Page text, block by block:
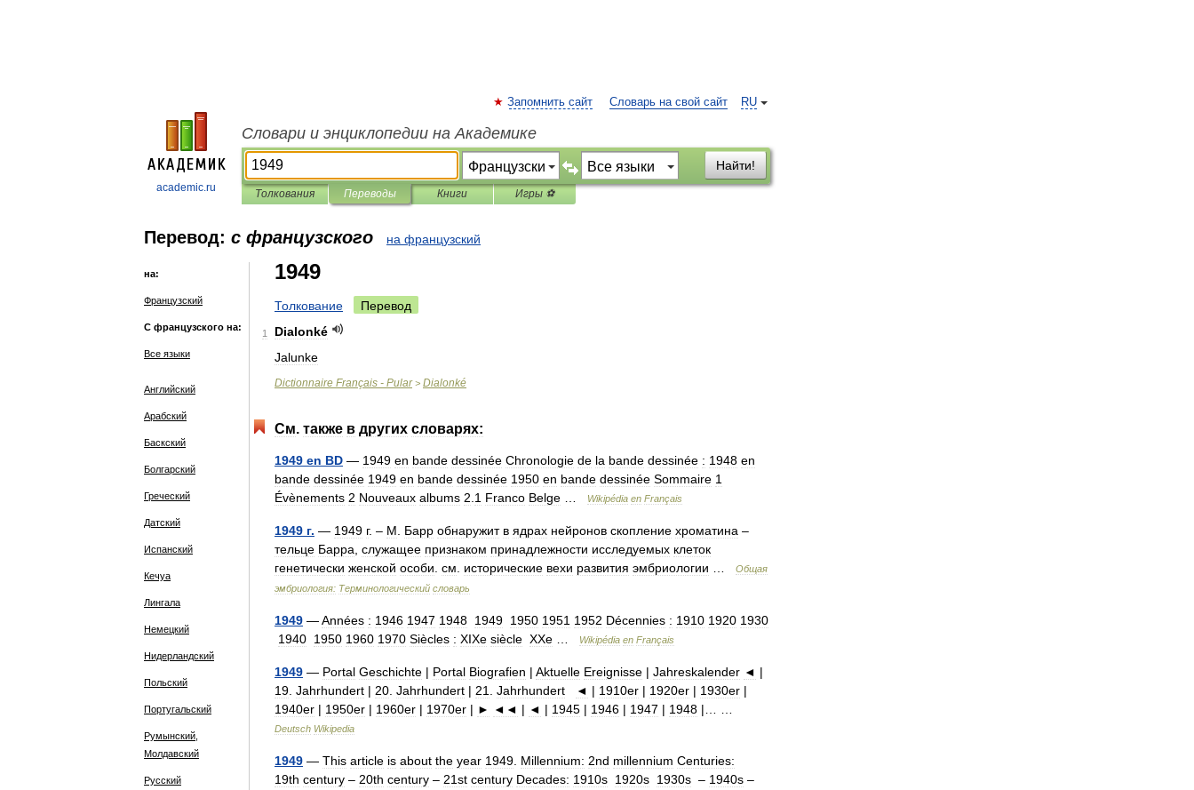
academic.ru
RU
Запомнить сайт Словарь на свой сайт
Словари и энциклопедии на Академике
Найти!
Толкования Переводы Книги Игры ⚽
Перевод: с французского на французский
на:
Французский
С французского на:
Все языки
Английский
Арабский
Баскский
Болгарский
Греческий
Датский
Испанский
Кечуа
Лингала
Немецкий
Нидерландский
Польский
Португальский
Румынский,
Молдавский
Русский
1949
Толкование Перевод
1
Dialonké
Jalunke
Dictionnaire Français - Pular> Dialonké
См. также в других словарях:
1949 en BD — 1949 en bande dessinée Chronologie de la bande dessinée : 1948 en
bande dessinée 1949 en bande dessinée 1950 en bande dessinée Sommaire 1
Évènements 2 Nouveaux albums 2 1 Franco Belge Wikipédia en Français
1949 г. — 1949 г. – М Барр обнаружит в ядрах нейронов скопление хроматина –
тельце Барра служащее признаком принадлежности исследуемых клеток
генетически женской особи см исторические вехи развития эмбриологии
Общая
эмбриология: Терминологический словарь
1949 —Années : 1946 1947 1948 1949 1950 1951 1952 Décennies : 1910 1920 1930
1940 1950 1960 1970 Siècles : XIXe siècle XXe Wikipédia en Français
1949 — Portal Geschichte | Portal Biografien | Aktuelle Ereignisse | Jahreskalender ◄ |
19 Jahrhundert | 20 Jahrhundert | 21 Jahrhundert ◄ | 1910er | 1920er | 1930er |
1940er | 1950er | 1960er | 1970er | ► ◄◄ | ◄ | 1945 | 1946 | 1947 | 1948 |… …
Deutsch Wikipedia
1949 — This article is about the year 1949 Millennium: 2nd millennium Centuries:
19th century – 20th century – 21st century Decades: 1910s 1920s 1930s – 1940s –